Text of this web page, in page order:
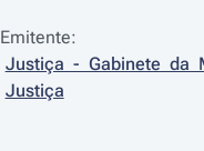
Emitente:
Justiça - Gabinete da
Justiça